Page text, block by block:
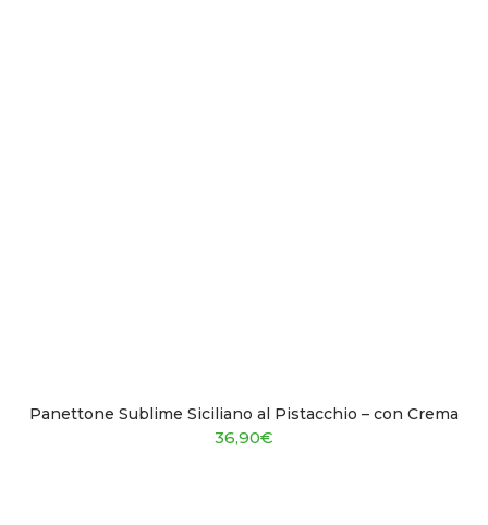
Panettone Sublime Siciliano al Pistacchio – con Crema
36,90€